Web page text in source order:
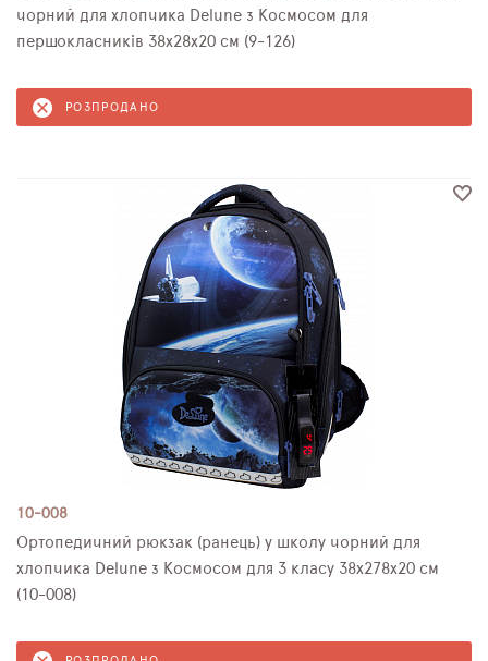
чорний для хлопчика Delune з Космосом для
першокласників 38х28х20 см (9-126)
РОЗПРОДАНО
10-008
Ортопедичний рюкзак (ранець) у школу чорний для
хлопчика Delune з Космосом для 3 класу 38х278х20 см
(10-008)